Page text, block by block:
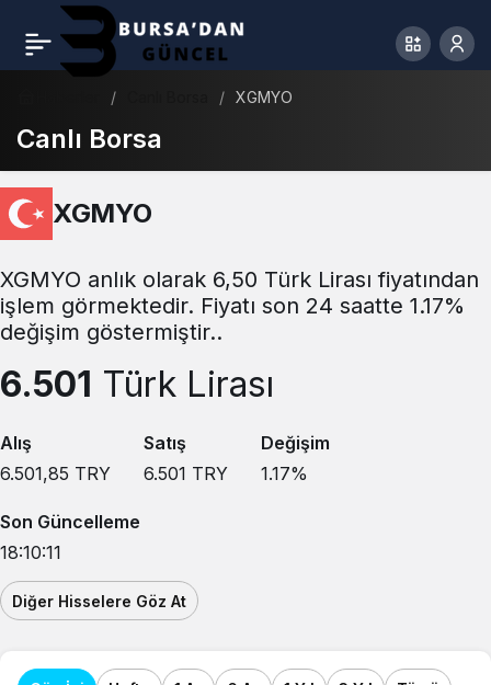
XGMYO
Canlı Borsa
XGMYO
XGMYO anlık olarak 6,50 Türk Lirası fiyatından
işlem görmektedir. Fiyatı son 24 saatte 1.17%
değişim göstermiştir..
6.501 Türk Lirası
Alış
6.501,85 TRY
Satış
6.501 TRY
Değişim
1.17%
Son Güncelleme
18:10:11
Diğer Hisselere Göz At